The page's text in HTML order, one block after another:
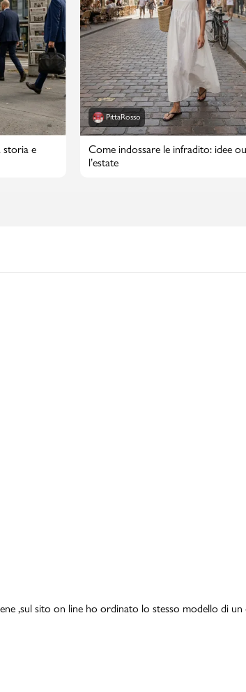
storia e
PittaRosso
Come indossare le infradito: idee
l’estate
,sul sito on line ho ordinato lo stesso modello di